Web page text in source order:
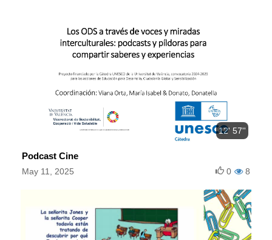
12' 57''
Podcast Cine
May 11, 2025 8
0